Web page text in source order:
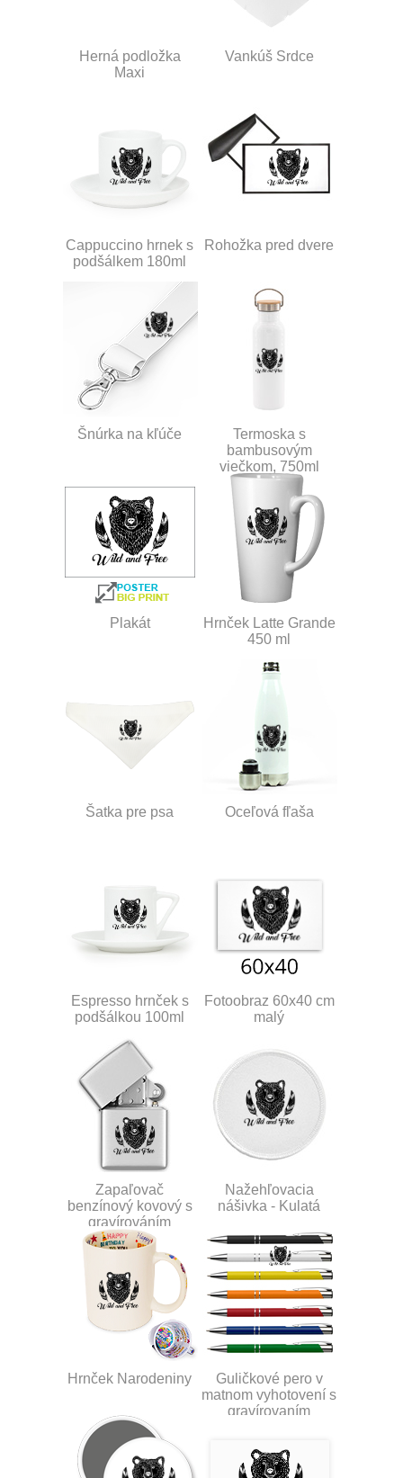
Herná podložka
Maxi
Vankúš Srdce
Cappuccino hrnek s
podšálkem 180ml
Rohožka pred dvere
Šnúrka na kľúče
Termoska s
bambusovým
viečkom, 750ml
Plakát
Hrnček Latte Grande
450 ml
Šatka pre psa Oceľová fľaša
Espresso hrnček s
podšálkou 100ml
Fotoobraz 60x40 cm
malý
Zapaľovač
benzínový kovový s
gravírováním
Nažehľovacia
nášivka - Kulatá
Hrnček Narodeniny
Guličkové pero v
matnom vyhotovení s
gravírovaním